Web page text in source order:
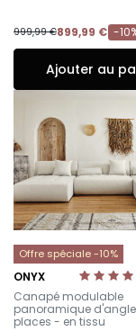
999,99 €899,99 € -
Ajouter au
Offre spéciale -10%
ONYX
-
Canapé modulable
panoramique
places - en tissu